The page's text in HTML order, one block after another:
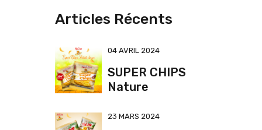
Articles Récents
04 AVRIL 2024
SUPER CHIPS
Nature
23 MARS 2024